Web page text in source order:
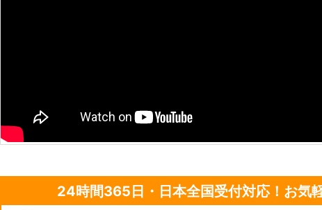
24時間365日・日本全国受付対応！お気